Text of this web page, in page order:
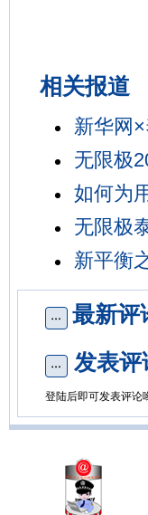
相关报道
新华网
无限极
如何为
无限极
新平衡
最新评
发表评
登陆后即可发表评论